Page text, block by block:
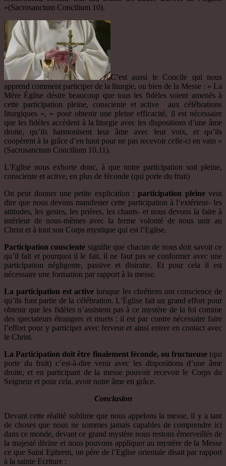
»(Sacrosanctum Concilium 10).
C’est aussi le Concile qui nous
apprend comment participer de la liturgie, ou bien de la Messe : « La
Mère Église désire beaucoup que tous les fidèles soient amenés à
cette participation pleine, consciente et active aux célébrations
liturgiques », « pour obtenir une pleine efficacité, il est nécessaire
que les fidèles accèdent à la liturgie avec les dispositions d’une âme
droite, qu’ils harmonisent leur âme avec leur voix, et qu’ils
coopèrent à la grâce d’en haut pour ne pas recevoir celle-ci en vain »
(Sacrosanctum Concilium 10,11).
L’Eglise nous exhorte donc, à que notre participation soit pleine,
consciente et active, en plus de féconde (qui porte du fruit)
On peut donner une petite explication :participation pleineveut
dire que nous devons manifester cette participation à l’extérieur- les
attitudes, les gestes, les prières, les chants- et nous devons la faire à
intérieur de nous-mêmes avec la ferme volonté de nous unir au
Christ et à tout son Corps mystique qui est l’Eglise.
Participation consciente signifie que chacun de nous doit savoir ce
qu’il fait et pourquoi il le fait, il ne faut pas se conformer avec une
participation négligente, passive et distraite. Et pour cela il est
nécessaire une formation par rapport à la messe.
La participation est active lorsque les chrétiens ont conscience de
qu’ils font partie de la célébration. L’Église fait un grand effort pour
obtenir que les fidèles n’assistent pas à ce mystère de la foi comme
des spectateurs étrangers et muets ; il est par contre nécessaire faire
l’effort pour y participer avec ferveur et ainsi entrer en contact avec
le Christ.
La Participation doit être finalement féconde, ou fructueuse(qui
porte du fruit) c’est-à-dire venir avec les dispositions d’une âme
droite, et en participant de la messe pouvoir recevoir le Corps du
Seigneur et pour cela, avoir notre âme en grâce.
Conclusion
Devant cette réalité sublime que nous appelons la messe, il y a tant
de choses que nous ne sommes jamais capables de comprendre ici
dans ce monde, devant ce grand mystère nous restons émerveillés de
la majesté divine et nous pouvons appliquer au mystère de la Messe
ce que Saint Ephrem, un père de l’Eglise orientale disait par rapport
à la sainte Ecriture :